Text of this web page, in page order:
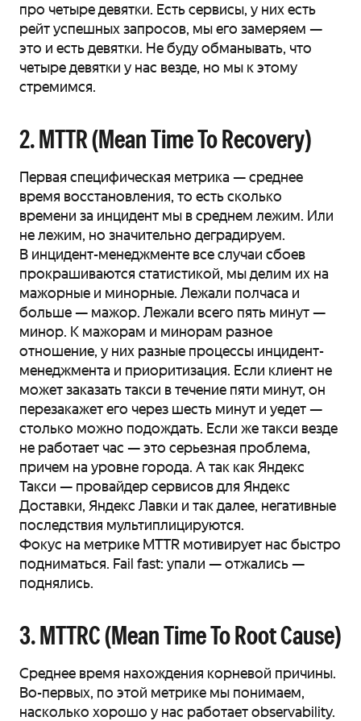
про четыре девятки. Есть сервисы, у них есть
рейт успешных запросов, мы его замеряем —
это и есть девятки. Не буду обманывать, что
четыре девятки у нас везде, но мы к этому
стремимся.
2. MTTR (Mean Time To Recovery)
Первая специфическая метрика — среднее
время восстановления, то есть сколько
времени за инцидент мы в среднем лежим. Или
не лежим, но значительно деградируем.
В инцидент-менеджменте все случаи сбоев
прокрашиваются статистикой, мы делим их на
мажорные и минорные. Лежали полчаса и
больше — мажор. Лежали всего пять минут —
минор. К мажорам и минорам разное
отношение, у них разные процессы инцидент-
менеджмента и приоритизация. Если клиент не
может заказать такси в течение пяти минут, он
перезакажет его через шесть минут и уедет —
столько можно подождать. Если же такси везде
не работает час — это серьезная проблема,
причем на уровне города. А так как Яндекс
Такси — провайдер сервисов для Яндекс
Доставки, Яндекс Лавки и так далее, негативные
последствия мультиплицируются.
Фокус на метрике MTTR мотивирует нас быстро
подниматься. Fail fast: упали — отжались —
поднялись.
3. MTTRC (Mean Time To Root Cause)
Среднее время нахождения корневой причины.
Во-первых, по этой метрике мы понимаем,
насколько хорошо у нас работает observability.